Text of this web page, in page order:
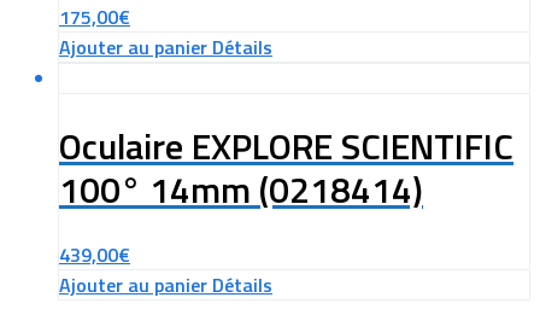
175,00€
Ajouter au panier Détails
Oculaire EXPLORE SCIENTIFIC
100° 14mm (0218414)
439,00€
Ajouter au panier Détails